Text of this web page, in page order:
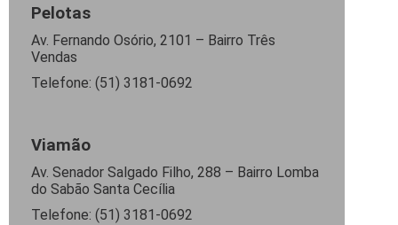
Pelotas
Av. Fernando Osório, 2101 – Bairro Três
Vendas
Telefone: (51) 3181-0692
Viamão
Av. Senador Salgado Filho, 288 – Bairro Lomba
do Sabão Santa Cecília
Telefone: (51) 3181-0692